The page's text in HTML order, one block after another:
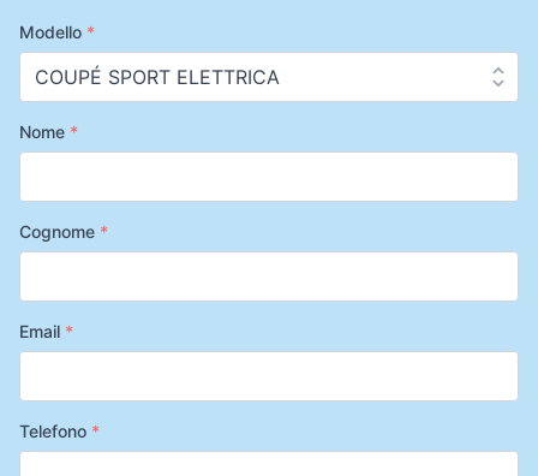
Modello *
Nome *
Cognome *
Email *
Telefono *